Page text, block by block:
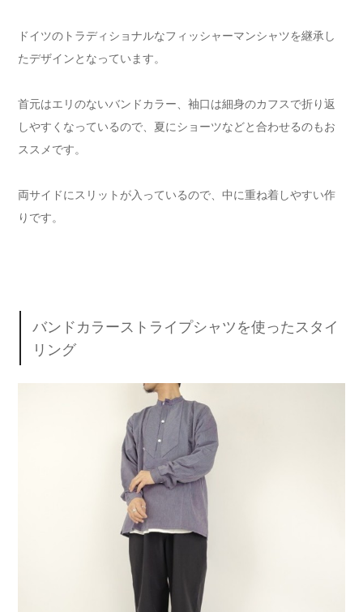
ドイツのトラディショナルなフィッシャーマンシャツを継承し
たデザインとなっています。
首元はエリのないバンドカラー、袖口は細身のカフスで折り返
しやすくなっているので、夏にショーツなどと合わせるのもお
ススメです。
両サイドにスリットが入っているので、中に重ね着しやすい作
りです。
バンドカラーストライプシャツを使ったスタイ
リング